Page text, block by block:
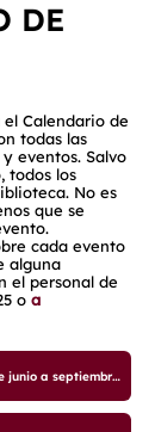
DE
Calendario de
todas las
eventos. Salvo
todos los
No es
que se
cada evento
alguna
el personal de
o a
Folleto del programa de verano de junio a septiembre de 2025